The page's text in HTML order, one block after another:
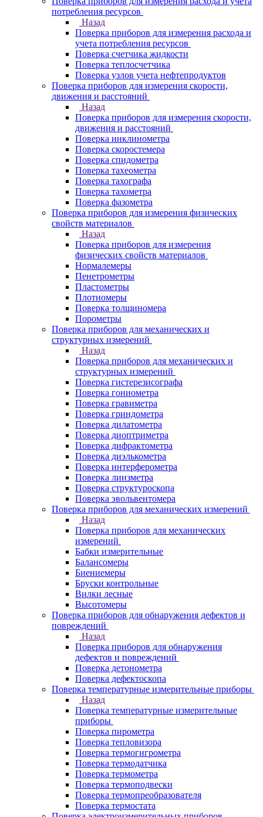
потребления ресурсов
Назад
Поверка приборов для измерения расхода и
учета потребления ресурсов
Поверка счетчика жидкости
Поверка теплосчетчика
Поверка узлов учета нефтепродуктов
Поверка приборов для измерения скорости,
движения и расстояний
Назад
Поверка приборов для измерения скорости,
движения и расстояний
Поверка инклинометра
Поверка скоростемера
Поверка спидометра
Поверка тахеометра
Поверка тахографа
Поверка тахометра
Поверка фазометра
Поверка приборов для измерения физических
свойств материалов
Назад
Поверка приборов для измерения
физических свойств материалов
Нормалемеры
Пенетрометры
Пластометры
Плотномеры
Поверка толщиномера
Порометры
Поверка приборов для механических и
структурных измерений
Назад
Поверка приборов для механических и
структурных измерений
Поверка гистерезисографа
Поверка гониометра
Поверка гравиметра
Поверка гриндометра
Поверка дилатометра
Поверка диоптриметра
Поверка дифрактометра
Поверка диэлькометра
Поверка интерферометра
Поверка линзметра
Поверка структуроскопа
Поверка эвольвентомера
Поверка приборов для механических измерений
Назад
Поверка приборов для механических
измерений
Бабки измерительные
Балансомеры
Биениемеры
Бруски контрольные
Вилки лесные
Высотомеры
Поверка приборов для обнаружения дефектов и
повреждений
Назад
Поверка приборов для обнаружения
дефектов и повреждений
Поверка детонометра
Поверка дефектоскопа
Поверка температурные измерительные приборы
Назад
Поверка температурные измерительные
приборы
Поверка пирометра
Поверка тепловизора
Поверка термогигрометра
Поверка термодатчика
Поверка термометра
Поверка термоподвески
Поверка термопреобразователя
Поверка термостата